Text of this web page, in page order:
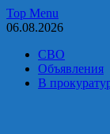
Skip
to
Top Menu
06.08.2026
СВО
Объявления
В